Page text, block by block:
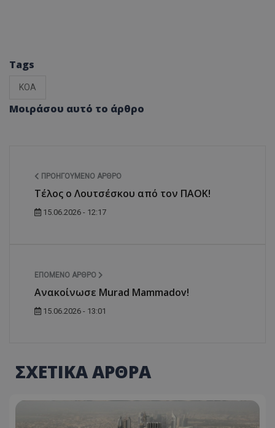
Tags
ΚΟΑ
Μοιράσου αυτό το άρθρο
ΠΡΟΗΓΟΎΜΕΝΟ ΆΡΘΡΟ
Τέλος ο Λουτσέσκου από τον ΠΑΟΚ!
15.06.2026 - 12:17
ΕΠΌΜΕΝΟ ΆΡΘΡΟ
Ανακοίνωσε Murad Mammadov!
15.06.2026 - 13:01
ΣΧΕΤΙΚΑ ΑΡΘΡΑ